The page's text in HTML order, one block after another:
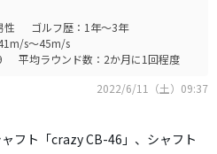
性
ゴルフ歴：1年～3年
s～45m/s
平均ラウンド数：2か月に1回程度
2022/6/11（土）09:37
フト「crazy CB-46」、シャフト